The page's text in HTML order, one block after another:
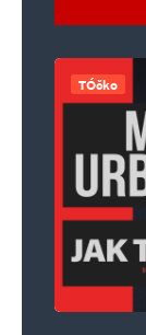
Uložit do
Informujte mě o
Informujte mě o
TÓčko